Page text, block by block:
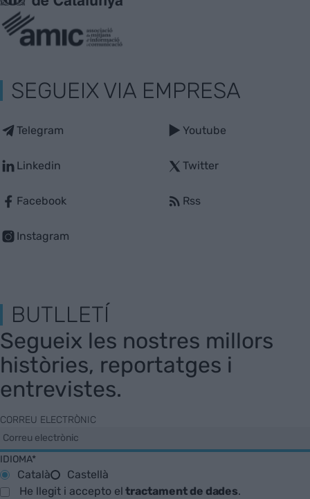
SEGUEIX VIA EMPRESA
Telegram
Linkedin
Facebook
Instagram
Youtube
Twitter
Rss
BUTLLETÍ
Segueix les nostres millors
històries, reportatges i
entrevistes.
CORREU ELECTRÒNIC
IDIOMA*
Català
Castellà
He llegit i accepto eltractament de dades.